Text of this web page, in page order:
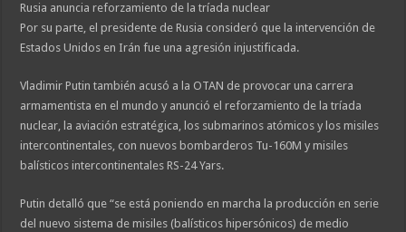
Rusia anuncia reforzamiento de la tríada nuclear
Por su parte, el presidente de Rusia consideró que la intervención de
Estados Unidos en Irán fue una agresión injustificada.
Vladimir Putin también acusó a la OTAN de provocar una carrera
armamentista en el mundo y anunció el reforzamiento de la tríada
nuclear, la aviación estratégica, los submarinos atómicos y los misiles
intercontinentales, con nuevos bombarderos Tu-160M y misiles
balísticos intercontinentales RS-24 Yars.
Putin detalló que “se está poniendo en marcha la producción en serie
del nuevo sistema de misiles (balísticos hipersónicos) de medio